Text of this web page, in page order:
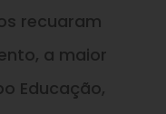
recuaram
a maior
Educação,